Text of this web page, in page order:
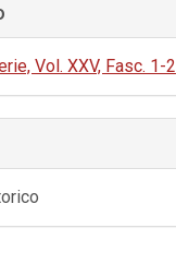
Vol. XXV, Fasc. 1-2